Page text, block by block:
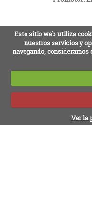
Este sitio web utiliza
nuestros servicios y
navegando,
Ver la